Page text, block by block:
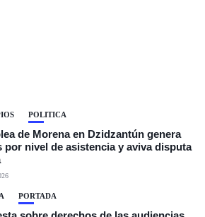
POLÍTICA
de Morena en Dzidzantún genera
por nivel de asistencia y aviva disputa
PORTADA